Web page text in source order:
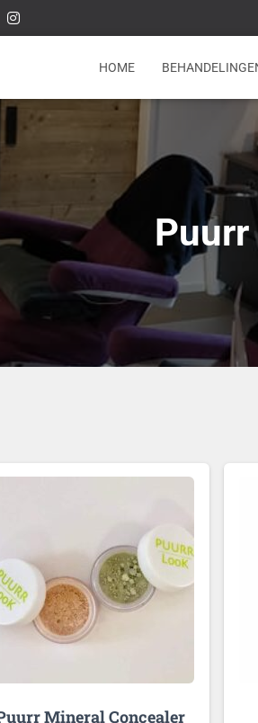
HOME
Puurr
Mineral Concealer